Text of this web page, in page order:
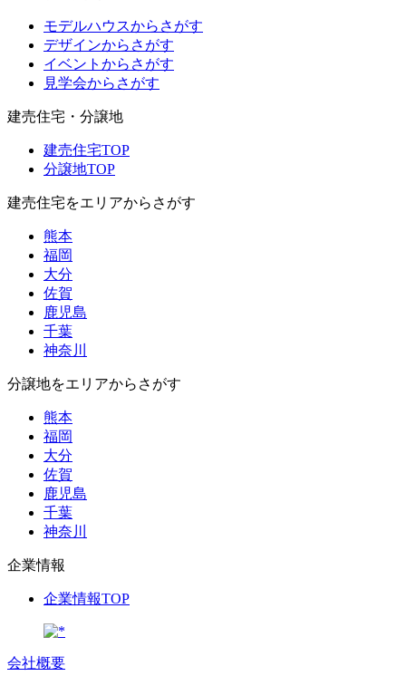
モデルハウスからさがす
デザインからさがす
イベントからさがす
見学会からさがす
建売住宅・分譲地
建売住宅TOP
分譲地TOP
建売住宅をエリアからさがす
熊本
福岡
大分
佐賀
鹿児島
千葉
神奈川
分譲地をエリアからさがす
熊本
福岡
大分
佐賀
鹿児島
千葉
神奈川
企業情報
企業情報TOP
会社概要